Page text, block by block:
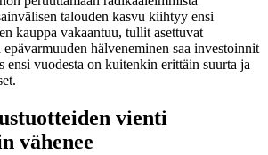
talouden kasvu kiihtyy ensi
kauppa vakaantuu, tullit asettuvat
hälveneminen saa investoinnit
ensi vuodesta on kuitenkin erittäin suurta ja
vienti
vähenee